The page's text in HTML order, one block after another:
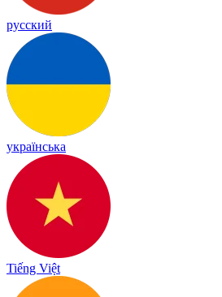
русский
українська
Tiếng Việt